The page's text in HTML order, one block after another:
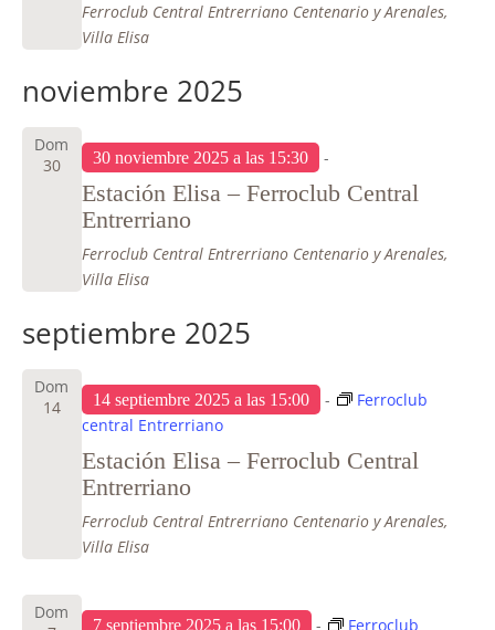
Ferroclub Central Entrerriano Centenario y Arenales,
Villa Elisa
noviembre 2025
Dom
30
30 noviembre 2025 a las 15:30 -
Estación Elisa – Ferroclub Central
Entrerriano
Ferroclub Central Entrerriano Centenario y Arenales,
Villa Elisa
septiembre 2025
Dom
14
14 septiembre 2025 a las 15:00 -
Ferroclub
central Entrerriano
Estación Elisa – Ferroclub Central
Entrerriano
Ferroclub Central Entrerriano Centenario y Arenales,
Villa Elisa
Dom
7 septiembre 2025 a las 15:00 -
Ferroclub